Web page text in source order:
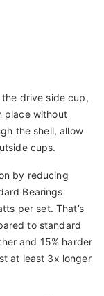
drive side cup,
place without
the shell, allow
cups.
by reducing
Bearings
per set. That’s
to standard
and 15% harder
at least 3x longer